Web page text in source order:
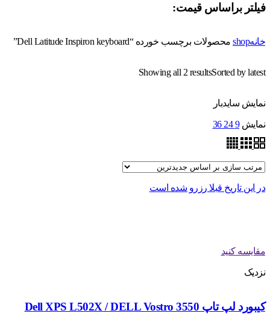
فیلتر براساس قیمت:
خانهshop محصولات برچسب خورده “Dell Latitude Inspiron keyboard”
Showing all 2 resultsSorted by latest
نمایش سایدبار
نمایش 9
24
36
در این تاریخ قبلا رزرو شده است
مقایسه کنید
نزدیک
کیبورد لپ تاپ Dell XPS L502X / DELL Vostro 3550